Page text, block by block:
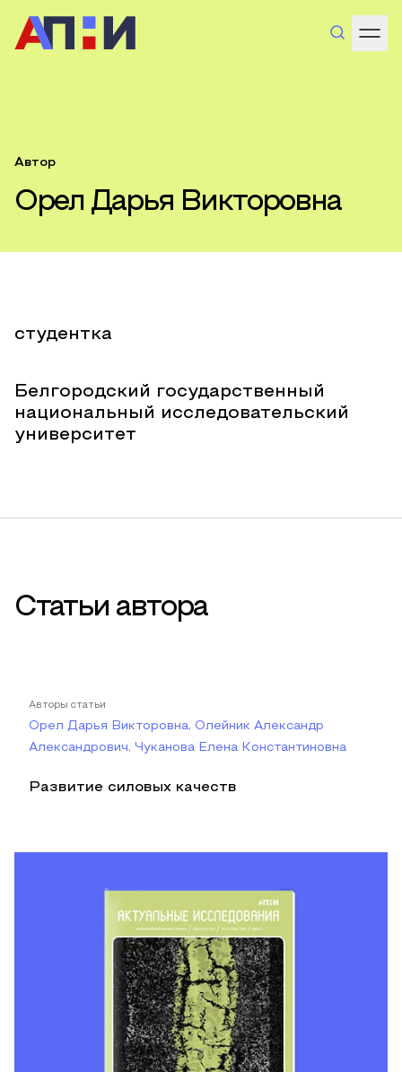
Автор
Орел Дарья Викторовна
студентка
Белгородский государственный
национальный исследовательский
университет
Статьи автора
Авторы статьи
Орел Дарья Викторовна, Олейник Александр
Александрович, Чуканова Елена Константиновна
Развитие силовых качеств